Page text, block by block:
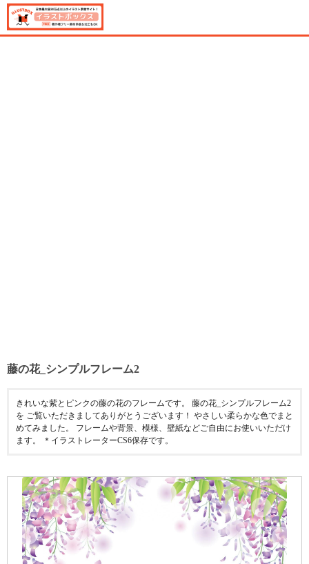
藤の花_シンプルフレーム2
きれいな紫とピンクの藤の花のフレームです。 藤の花_シンプルフレーム2
を ご覧いただきましてありがとうございます！ やさしい柔らかな色でまと
めてみました。 フレームや背景、模様、壁紙などご自由にお使いいただけ
ます。 ＊イラストレーターCS6保存です。